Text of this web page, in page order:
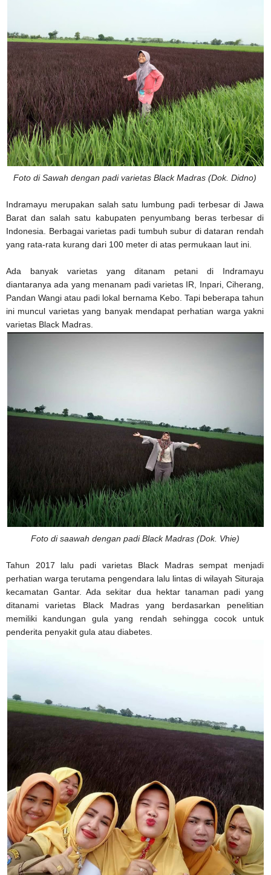
Foto di Sawah dengan padi varietas Black Madras (Dok. Didno)
Indramayu merupakan salah satu lumbung padi terbesar di Jawa
Barat dan salah satu kabupaten penyumbang beras terbesar di
Indonesia. Berbagai varietas padi tumbuh subur di dataran rendah
yang rata-rata kurang dari 100 meter di atas permukaan laut ini.
Ada banyak varietas yang ditanam petani di Indramayu
diantaranya ada yang menanam padi varietas IR, Inpari, Ciherang,
Pandan Wangi atau padi lokal bernama Kebo. Tapi beberapa tahun
ini muncul varietas yang banyak mendapat perhatian warga yakni
varietas Black Madras.
Foto di saawah dengan padi Black Madras (Dok. Vhie)
Tahun 2017 lalu padi varietas Black Madras sempat menjadi
perhatian warga terutama pengendara lalu lintas di wilayah Situraja
kecamatan Gantar. Ada sekitar dua hektar tanaman padi yang
ditanami varietas Black Madras yang berdasarkan penelitian
memiliki kandungan gula yang rendah sehingga cocok untuk
penderita penyakit gula atau diabetes.